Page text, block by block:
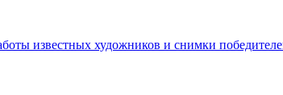
известных художников и снимки